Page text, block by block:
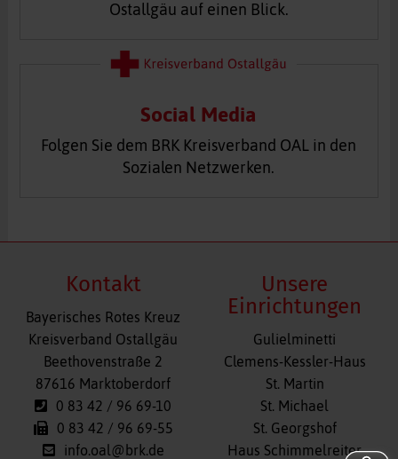
Ostallgäu auf einen Blick.
Social Media
Folgen Sie dem BRK Kreisverband OAL in den
Sozialen Netzwerken.
Kontakt
Bayerisches Rotes Kreuz
Kreisverband Ostallgäu
Beethovenstraße 2
87616 Marktoberdorf
0 83 42 / 96 69-10
0 83 42 / 96 69-55
info.oal@brk.de
Unsere
Einrichtungen
Navigation
überspringen
Gulielminetti
Clemens-Kessler-Haus
St. Martin
St. Michael
St. Georgshof
Haus Schimmelreiter